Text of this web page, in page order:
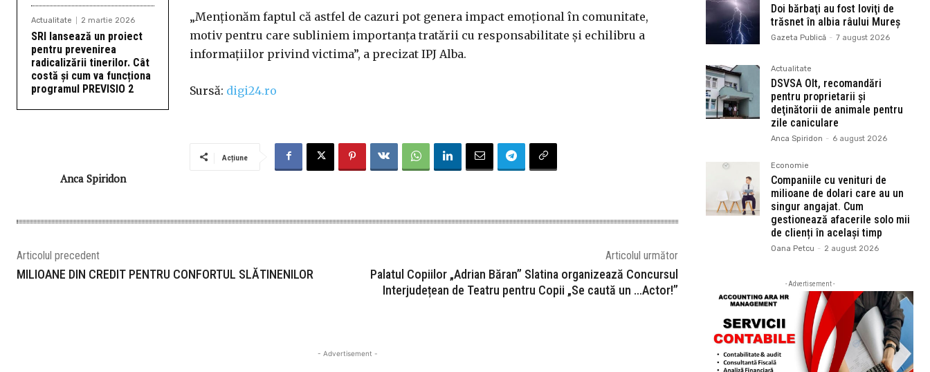
Actualitate 2 martie 2026
SRI lansează un proiect
pentru prevenirea
radicalizării tinerilor. Cât
costă și cum va funcționa
programul PREVISIO 2
Anca Spiridon
„Menţionăm faptul că astfel de cazuri pot genera impact emoţional în comunitate,
motiv pentru care subliniem importanţa tratării cu responsabilitate şi echilibru a
informaţiilor privind victima”, a precizat IPJ Alba.
Sursă: digi24.ro
Acțiune
Articolul precedent
MILIOANE DIN CREDIT PENTRU CONFORTUL SLĂTINENILOR
Articolul următor
Palatul Copiilor „Adrian Băran” Slatina organizează Concursul
Interjudețean de Teatru pentru Copii „Se caută un …Actor!”
- Advertisement -
Doi bărbaţi au fost loviţi de
trăsnet în albia râului Mureș
Gazeta Publică - 7 august 2026
Actualitate
DSVSA Olt, recomandări
pentru proprietarii şi
deţinătorii de animale pentru
zile caniculare
Anca Spiridon - 6 august 2026
Economie
Companiile cu venituri de
milioane de dolari care au un
singur angajat. Cum
gestionează afacerile solo mii
de clienți în același timp
Oana Petcu - 2 august 2026
- Advertisement -